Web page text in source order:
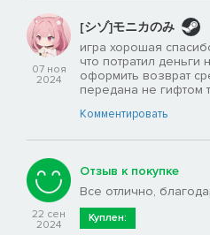
07 ноя
2024
[シゾ]モニカのみ
игра хорошая
что потратил деньги
оформить возврат
передана не гифтом
Комментировать
22 сен
2024
Отзыв к покупке
Все отлично,
Куплен: